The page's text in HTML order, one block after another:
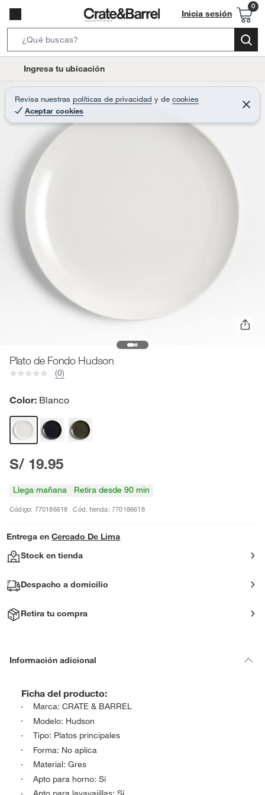
Inicia sesión
e
r
c
t
Ingresa tu ubicación
Revisa nuestras políticas de privacidad y de cookies
Aceptar cookies
C
e
r
Plato de Fondo Hudson
(0)
Color: Blanco
S/ 19.95
Llega mañana Retira desde 90 min
Código: 770186618 Cód. tienda: 770186618
Entrega en Cercado De Lima
Stock en tienda
Despacho a domicilio
Retira tu compra
Información adicional
Ficha del producto:
Marca: CRATE & BARREL
Modelo: Hudson
Tipo: Platos principales
Forma: No aplica
Material: Gres
Apto para horno: Sí